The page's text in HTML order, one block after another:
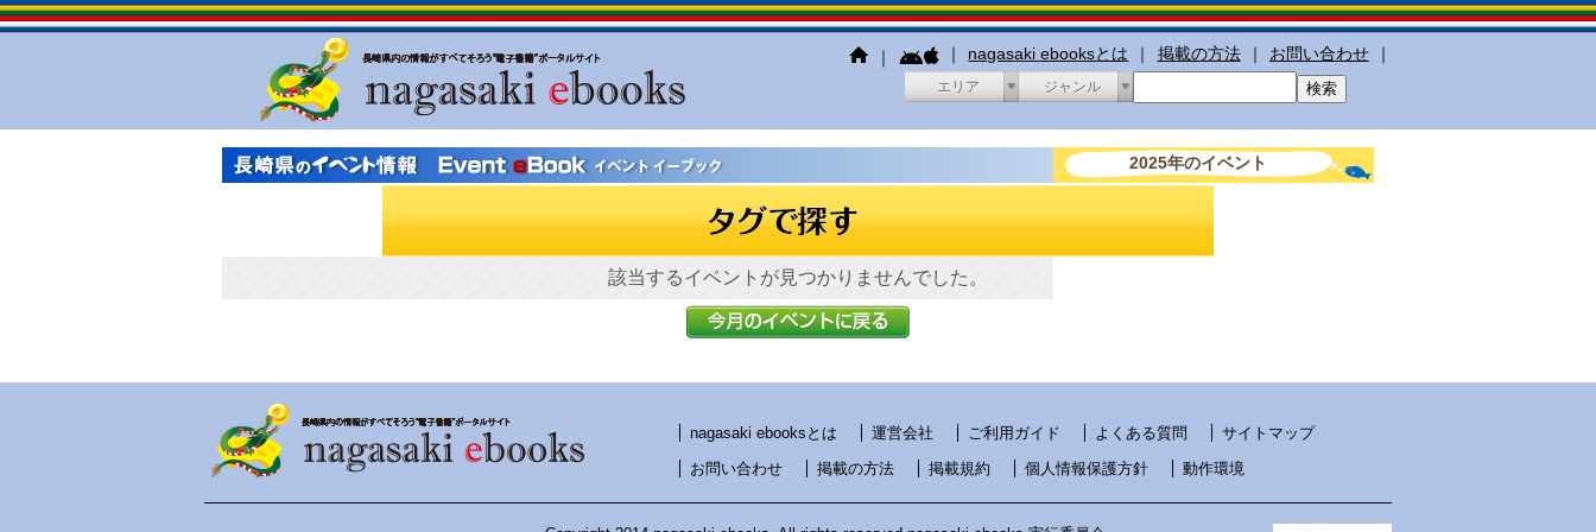
｜ ｜ nagasaki ebooksとは ｜ 掲載の方法 ｜ お問い合わせ ｜
エリア ジャンル
2025年のイベント
該当するイベントが見つかりませんでした。
nagasaki ebooksとは 運営会社 ご利用ガイド よくある質問
サイトマップ
お問い合わせ
掲載の方法 掲載規約 個人情報保護方針 動作環境